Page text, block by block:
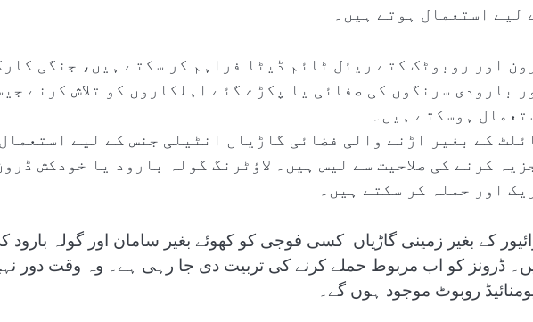
لیے استعمال ہوتے ہیں۔
اور روبوٹک کتے ریئل ٹائم ڈیٹا فراہم کر سکتے ہیں، جنگی
بارودی سرنگوں کی صفائی یا پکڑے گئے اہلکاروں کو تلاش کرنے
ہوسکتے ہیں۔
کے بغیر اڑنے والی فضائی گاڑیاں انٹیلی جنس کے لیے
کرنے کی صلاحیت سے لیس ہیں۔ لاؤٹرنگ گولہ بارود یا خودکش
اور حملہ کر سکتے ہیں۔
کے بغیر زمینی گاڑیاں کسی فوجی کو کھوئے بغیر سامان اور گولہ
ڈرونز کو اب مربوط حملے کرنے کی تربیت دی جا رہی ہے۔ وہ وقت دور
روبوٹ موجود ہوں گے۔